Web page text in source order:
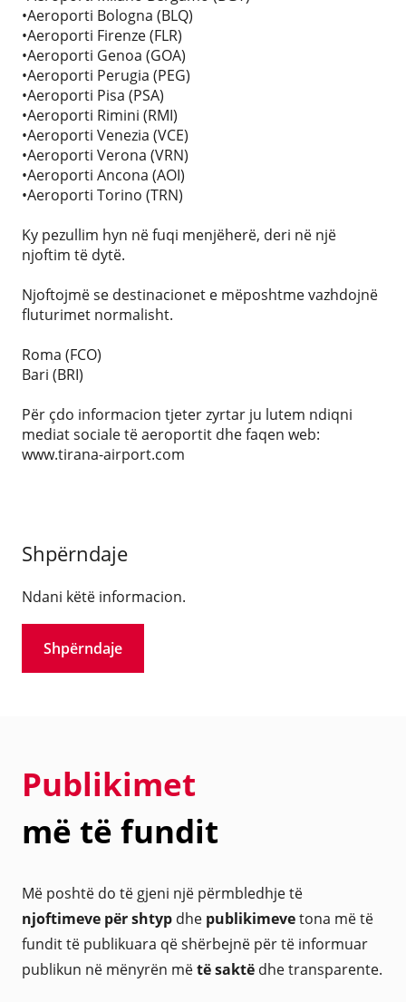
•Aeroporti Bologna (BLQ)
•Aeroporti Firenze (FLR)
•Aeroporti Genoa (GOA)
•Aeroporti Perugia (PEG)
•Aeroporti Pisa (PSA)
•Aeroporti Rimini (RMI)
•Aeroporti Venezia (VCE)
•Aeroporti Verona (VRN)
•Aeroporti Ancona (AOI)
•Aeroporti Torino (TRN)
Ky pezullim hyn në fuqi menjëherë, deri në një
njoftim të dytë.
Njoftojmë se destinacionet e mëposhtme vazhdojnë
fluturimet normalisht.
Roma (FCO)
Bari (BRI)
Për çdo informacion tjeter zyrtar ju lutem ndiqni
mediat sociale të aeroportit dhe faqen web:
www.tirana-airport.com
Shpërndaje
Ndani këtë informacion.
Shpërndaje
Publikimet
më të fundit
Më poshtë do të gjeni një përmbledhje të
njoftimeve për shtyp dhe publikimevetona më të
fundit të publikuara që shërbejnë për të informuar
publikun në mënyrën mëtë saktë dhe transparente.